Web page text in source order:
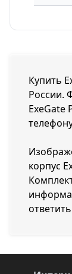
Купить
России.
ExeGate
корпус